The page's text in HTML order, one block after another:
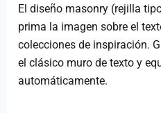
El diseño masonry (rejilla
prima la imagen sobre el
colecciones de inspiración.
el clásico muro de texto y
automáticamente.